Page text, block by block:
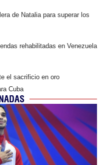
de Natalia para superar los
rehabilitadas en Venezuela
el sacrificio en oro
Cuba